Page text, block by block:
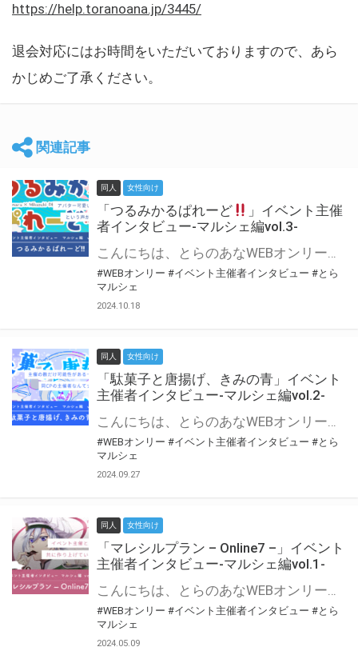
https://help.toranoana.jp/3445/
退会対応にはお時間をいただいておりますので、あら
かじめご了承ください。
関連記事
同人 女性向け
「つるみかるぱれーど
」イベント主催
者インタビュー-マルシェ編vol.3-
こんにちは、とらのあなWEBオンリー運営スタッフです。 新たにお届けする、イベント主催者インタビュー-マルシェ編-は、 とらのあなWEBオンリー「マルシェ」をご利用した主催様に 「マルシェ」を使って開催した感想や心がけをお聞きする企画です。 今回は、WEBオンリー初開催「つるみかるぱれーど
#WEBオンリー #イベント主催者インタビュー #とら
マルシェ
2024.10.18
同人 女性向け
「駄菓子と唐揚げ、きみの青」イベント
主催者インタビュー-マルシェ編vol.2-
こんにちは、とらのあなWEBオンリー運営スタッフです。 新たにお届けする、イベント主催者インタビュー-マルシェ編-は、 とらのあなWEBオンリー「マルシェ」をご利用の主催様に 「マルシェ」を使ってイベントを開催した感想や心がけをお聞きする企画です。 今回は、WEBオンリー初開催「駄菓子と唐揚げ、きみの青」より、 主催のぎこ六屋様にお話を伺いました。 協力：ぎこ六屋様／イベント公式Twitter（@krkgwks） とらのあなWEBオンリー「マルシェ」とは？ WEBオンリーでリアルタイムでコミュニケーションがとれるオンライン会場です。
#WEBオンリー #イベント主催者インタビュー #とら
マルシェ
2024.09.27
同人 女性向け
「マレシルプラン – Online7 –」イベント
主催者インタビュー-マルシェ編vol.1-
こんにちは、とらのあなWEBオンリー運営スタッフです。 新たにお届けする、イベント主催者インタビュー-マルシェ編-は、 とらのあなWEBオンリー「マルシェ」をご利用した主催様に 「マルシェ」を使って開催した感想や心がけをお聞きする企画です。 今回は、WEBオンリー開催7回目迎えた「マレシルプラン – Online7 –」より、 主催の玉川うた様にお話を伺いました。 ▼マレシルプランのインタビュー前回記事 「イベント主催者インタビュー vol.6」はこちら 協力：玉川うた様（マレシルプラン実行委員会 代表）／イベント公式Twitter（@mallesil_plan） とらのあなWEBオンリー「マルシェ」とは？ WEBオンリーでリアルタイムでコミュニケーションがとれるオンライン会場です。
#WEBオンリー #イベント主催者インタビュー #とら
マルシェ
2024.05.09